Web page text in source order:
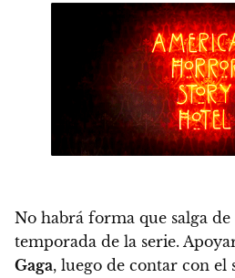
No habrá forma que salga de
temporada de la serie.
Gaga, luego de contar con el